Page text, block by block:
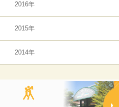
2016年
2015年
2014年